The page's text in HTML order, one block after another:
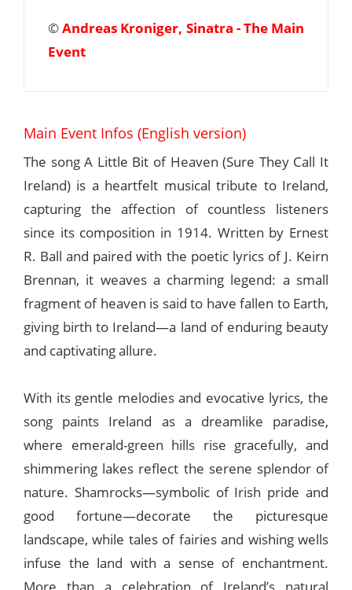
©Andreas Kroniger, Sinatra - The Main
Event
Main Event Infos (English version)
The song A Little Bit of Heaven (Sure They Call It
Ireland) is a heartfelt musical tribute to Ireland,
capturing the affection of countless listeners
since its composition in 1914. Written by Ernest
R. Ball and paired with the poetic lyrics of J. Keirn
Brennan, it weaves a charming legend: a small
fragment of heaven is said to have fallen to Earth,
giving birth to Ireland—a land of enduring beauty
and captivating allure.
With its gentle melodies and evocative lyrics, the
song paints Ireland as a dreamlike paradise,
where emerald-green hills rise gracefully, and
shimmering lakes reflect the serene splendor of
nature. Shamrocks—symbolic of Irish pride and
good fortune—decorate the picturesque
landscape, while tales of fairies and wishing wells
infuse the land with a sense of enchantment.